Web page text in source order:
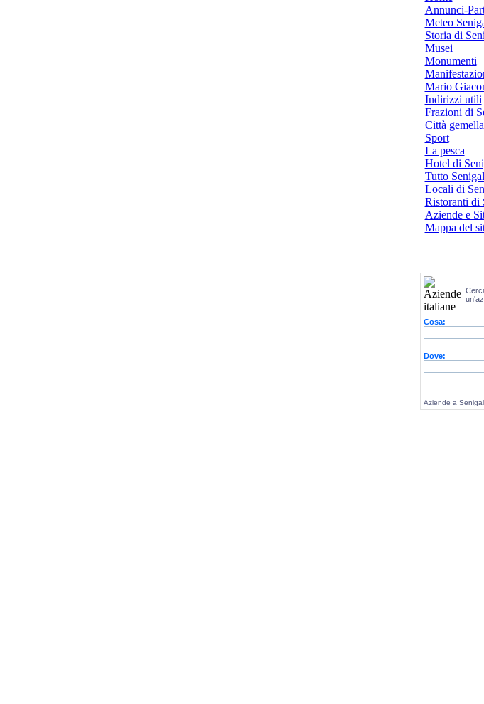
Annunci-
Meteo
Storia di
Musei
Monumenti
Mario
Indirizzi utili
Frazioni di
Città
Sport
La pesca
Hotel di
Tutto
Locali di
Ristoranti di
Aziende e
Mappa del
Cosa:
Dove:
Aziende a